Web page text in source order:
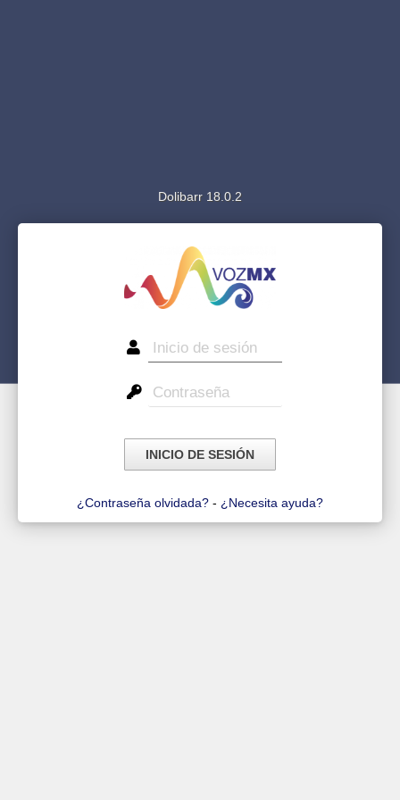
Dolibarr 18.0.2
¿Contraseña olvidada? - ¿Necesita ayuda?